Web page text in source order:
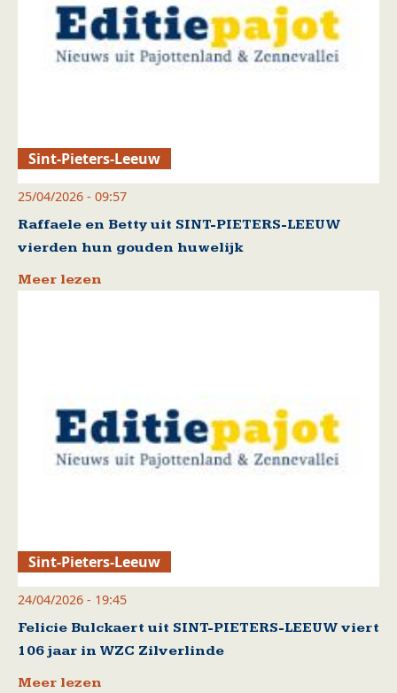
Sint-Pieters-Leeuw
25/04/2026 - 09:57
Raffaele en Betty uit SINT-PIETERS-LEEUW
vierden hun gouden huwelijk
Meer lezen
Sint-Pieters-Leeuw
24/04/2026 - 19:45
Felicie Bulckaert uit SINT-PIETERS-LEEUW viert
106 jaar in WZC Zilverlinde
Meer lezen